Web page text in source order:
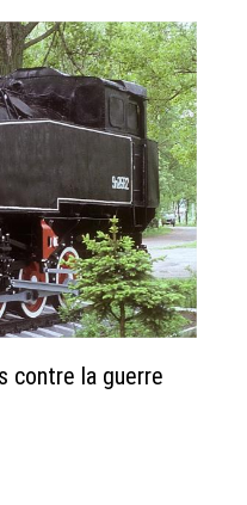
contre la guerre